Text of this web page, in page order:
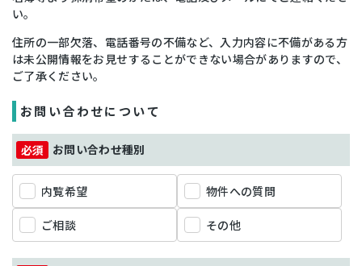
い。
住所の一部欠落、電話番号の不備など、入力内容に不備がある方
は未公開情報をお見せすることができない場合がありますので、
ご了承ください。
お問い合わせについて
お問い合わせ種別
内覧希望 物件への質問
ご相談 その他